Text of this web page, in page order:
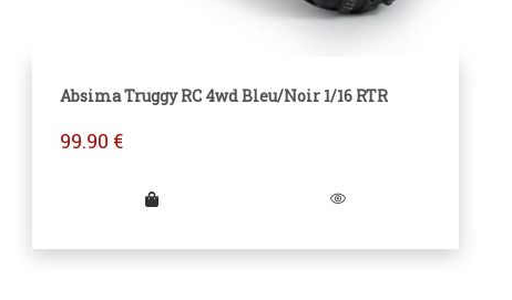
Absima Truggy RC 4wd Bleu/Noir 1/16 RTR
99.90 €